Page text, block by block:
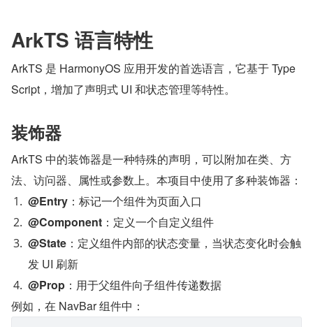
ArkTS 语言特性
ArkTS 是 HarmonyOS 应用开发的首选语言，它基于 Type
Script，增加了声明式 UI 和状态管理等特性。
装饰器
ArkTS 中的装饰器是一种特殊的声明，可以附加在类、方
法、访问器、属性或参数上。本项目中使用了多种装饰器：
@Entry ：标记一个组件为页面入口
@Component ：定义一个自定义组件
@State ：定义组件内部的状态变量，当状态变化时会触
发 UI 刷新
@Prop ：用于父组件向子组件传递数据
例如，在 NavBar 组件中：